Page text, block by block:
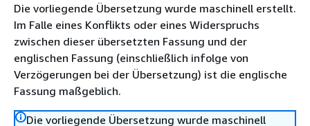
Die vorliegende Übersetzung wurde maschinell erstellt.
Im Falle eines Konflikts oder eines Widerspruchs
zwischen dieser übersetzten Fassung und der
englischen Fassung (einschließlich infolge von
Verzögerungen bei der Übersetzung) ist die englische
Fassung maßgeblich.
Die vorliegende Übersetzung wurde maschinell